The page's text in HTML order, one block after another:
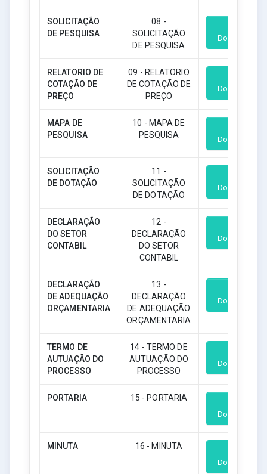
SOLICITAÇÃO
DE PESQUISA
08 -
SOLICITAÇÃO
DE PESQUISA
Download
RELATORIO DE
COTAÇÃO DE
PREÇO
09 - RELATORIO
DE COTAÇÃO DE
PREÇO
Download
MAPA DE
PESQUISA
10 - MAPA DE
PESQUISA
Download
SOLICITAÇÃO
DE DOTAÇÃO
11 -
SOLICITAÇÃO
DE DOTAÇÃO
Download
DECLARAÇÃO
DO SETOR
CONTABIL
12 -
DECLARAÇÃO
DO SETOR
CONTABIL
Download
DECLARAÇÃO
DE ADEQUAÇÃO
ORÇAMENTARIA
13 -
DECLARAÇÃO
DE ADEQUAÇÃO
ORÇAMENTARIA
Download
TERMO DE
AUTUAÇÃO DO
PROCESSO
14 - TERMO DE
AUTUAÇÃO DO
PROCESSO
Download
PORTARIA 15 - PORTARIA
Download
MINUTA 16 - MINUTA
Download